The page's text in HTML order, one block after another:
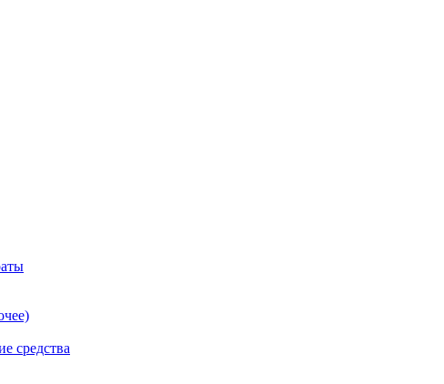
средства